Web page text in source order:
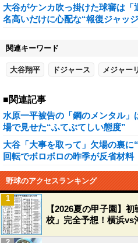
大谷がケンカ吹っ掛けた球審は
名高いだけに心配な“報復ジャッ
関連キーワード
大谷翔平 ドジャース メジャー
■関連記事
水原一平被告の「鋼のメンタル
場で見せた“ふてぶてしい態度”
大谷「大事を取って」欠場の裏
回転でボロボロの昨季が反省材料
野球のアクセスランキング
【2026夏の甲子園】
校」完全予想！横浜
1